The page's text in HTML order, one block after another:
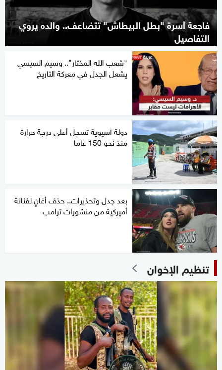
فاجعة أسرة "بطل البيطاش" تتضاعف.. والده يروي
التفاصيل
"شعب الله المختار".. وسيم السيسي
يشعل الجدل في معركة التاريخ
دولة آسيوية تسجل أعلى درجة حرارة
منذ نحو 150 عاما
بعد جدل وتحذيرات.. حذف أغانٍ لفنانة
أميركية من منشورات ترامب
تنظيم الإخوان